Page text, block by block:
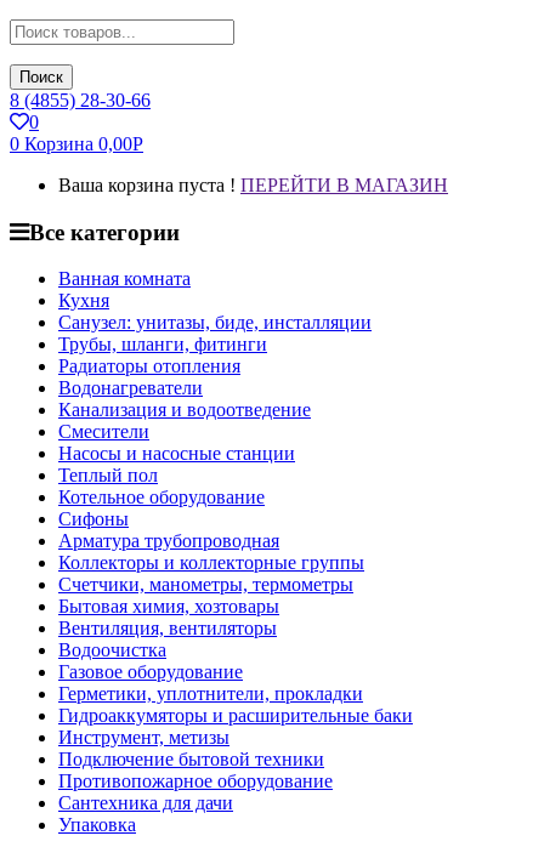
Поиск
8 (4855) 28-30-66
0
0 Корзина 0,00Р
Ваша корзина пуста ! ПЕРЕЙТИ В МАГАЗИН
Все категории
Ванная комната
Кухня
Санузел: унитазы, биде, инсталляции
Трубы, шланги, фитинги
Радиаторы отопления
Водонагреватели
Канализация и водоотведение
Смесители
Насосы и насосные станции
Теплый пол
Котельное оборудование
Сифоны
Арматура трубопроводная
Коллекторы и коллекторные группы
Счетчики, манометры, термометры
Бытовая химия, хозтовары
Вентиляция, вентиляторы
Водоочистка
Газовое оборудование
Герметики, уплотнители, прокладки
Гидроаккумяторы и расширительные баки
Инструмент, метизы
Подключение бытовой техники
Противопожарное оборудование
Сантехника для дачи
Упаковка